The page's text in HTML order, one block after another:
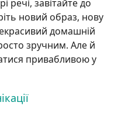
речі, завітайте до
новий образ, нову
домашній
зручним. Але й
привабливою у